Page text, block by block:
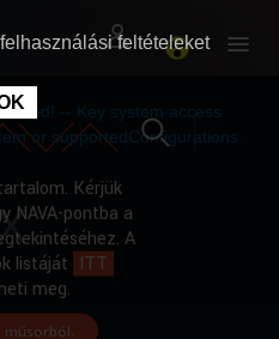
RÓLUNK
RÓLUNK
-- Key system access
or supportedConfigurations.
Kérjük
NAVA-pontba a
A
listáját ITT
meg.
műsorból.
feltételeket